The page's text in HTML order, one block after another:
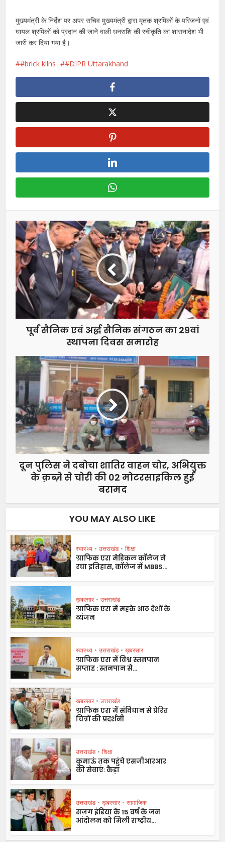
मुख्यमंत्री के निर्देश पर अपर सचिव मुख्यमंत्री द्वारा मृतक श्रमिकों के परिजनों एवं
घायल श्रमिकों को प्रदान की जाने वाली धनराशि की स्वीकृति का शासनादेश भी
जारी कर दिया गया है।
#brick kilns #DIPR Uttarakhand
पूर्व सैनिक एवं अर्द्ध सैनिक संगठन का 29वां
स्थापना दिवस समारोह
दून पुलिस ने दबोचा शातिर वाहन चोर, अभियुक्त
के क़ब्ज़े से चोरी की 02 मोटरसाइकिल हुई
बरामद
YOU MAY ALSO LIKE
स्वास्थ्य • उत्तराखंड • शिक्षा
ग्राफिक एरा मेडिकल कॉलेज ने
रचा इतिहास, कॉलेज में MBBS...
ख़बरसार • उत्तराखंड
ग्राफिक एरा में महके आठ देशों के
व्यंजन
स्वास्थ्य • उत्तराखंड • ख़बरसार
ग्राफिक एरा में विश्व स्तनपान
सप्ताह : स्तनपान से...
ख़बरसार • उत्तराखंड
ग्राफिक एरा में संविधान से प्रेरित
चित्रों की प्रदर्शनी
उत्तराखंड • शिक्षा
कुमाऊं तक पहुंचे एसजीआरआर
की सेवाएं: कैड़ा
उत्तराखंड • ख़बरसार • सामाजिक
सजग इंडिया के 15 वर्ष के जन
आंदोलन को मिली राष्ट्रीय...